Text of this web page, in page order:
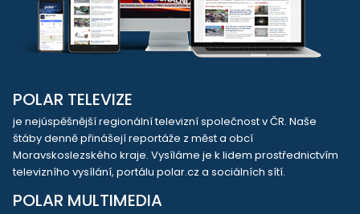
POLAR TELEVIZE
je nejúspěšnější regionální televizní společnost v ČR. Naše
štáby denně přinášejí reportáže z měst a obcí
Moravskoslezského kraje. Vysíláme je k lidem prostřednictvím
televizního vysílání, portálu polar.cz a sociálních sítí.
POLAR MULTIMEDIA